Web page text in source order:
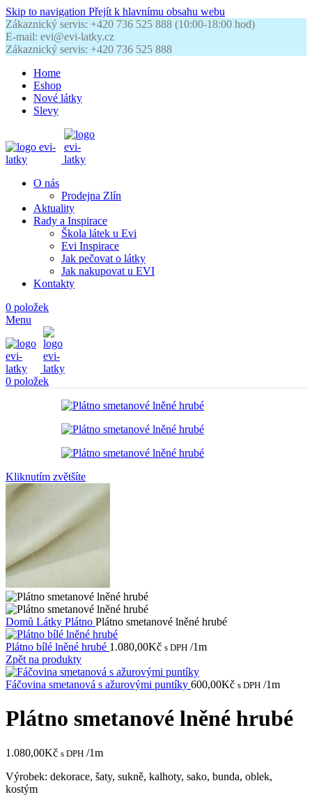
Skip to navigation Přejít k hlavnímu obsahu webu
Zákaznický servis: +420 736 525 888 (10:00-18:00 hod)
E-mail: evi@evi-latky.cz
Zákaznický servis: +420 736 525 888
Home
Eshop
Nové látky
Slevy
O nás
Prodejna Zlín
Aktuality
Rady a Inspirace
Škola látek u Evi
Evi Inspirace
Jak pečovat o látky
Jak nakupovat u EVI
Kontakty
0 položek
Menu
0 položek
Kliknutím zvětšíte
Domů Látky Plátno Plátno smetanové lněné hrubé
Plátno bílé lněné hrubé 1.080,00Kč s DPH /1m
Zpět na produkty
Fáčovina smetanová s ažurovými puntíky 600,00Kč s DPH /1m
Plátno smetanové lněné hrubé
1.080,00Kč s DPH /1m
Výrobek: dekorace, šaty, sukně, kalhoty, sako, bunda, oblek,
kostým